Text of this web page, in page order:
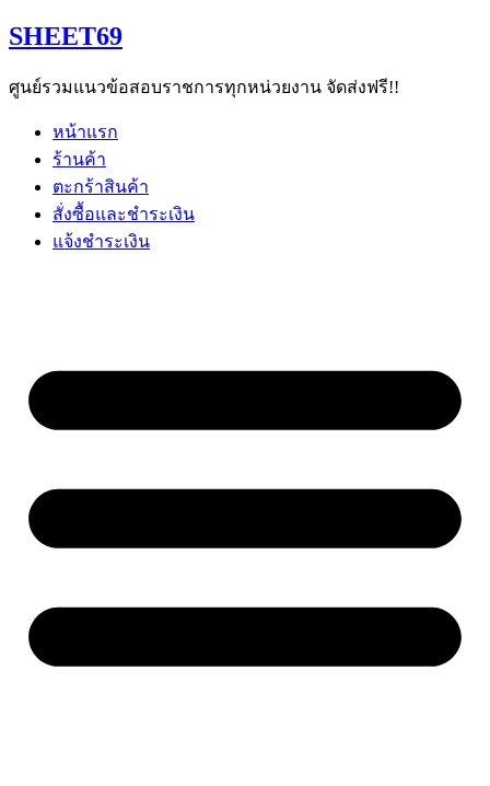
Skip
to
SHEET69
ศูนย์รวมแนวข้อสอบราชการทุกหน่วยงาน จัดส่งฟรี!!
หน้าแรก
ร้านค้า
ตะกร้าสินค้า
สั่งซื้อและชำระเงิน
แจ้งชำระเงิน